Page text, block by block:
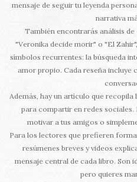
mensaje de seguir tu leyenda
narrativa
También encontrarás análisis
"Veronika decide morir" o "El
símbolos recurrentes: la búsqueda
amor propio. Cada reseña incluye
Además, hay un artículo que
para compartir en redes
motivar a tus amigos o
Para los lectores que prefieren
resúmenes breves y videos
mensaje central de cada libro. Son
pero quieres